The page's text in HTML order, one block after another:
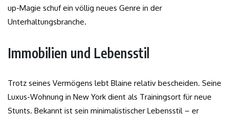
up-Magie schuf ein völlig neues Genre in der
Unterhaltungsbranche.
Immobilien und Lebensstil
Trotz seines Vermögens lebt Blaine relativ bescheiden. Seine
Luxus-Wohnung in New York dient als Trainingsort für neue
Stunts. Bekannt ist sein minimalistischer Lebensstil – er